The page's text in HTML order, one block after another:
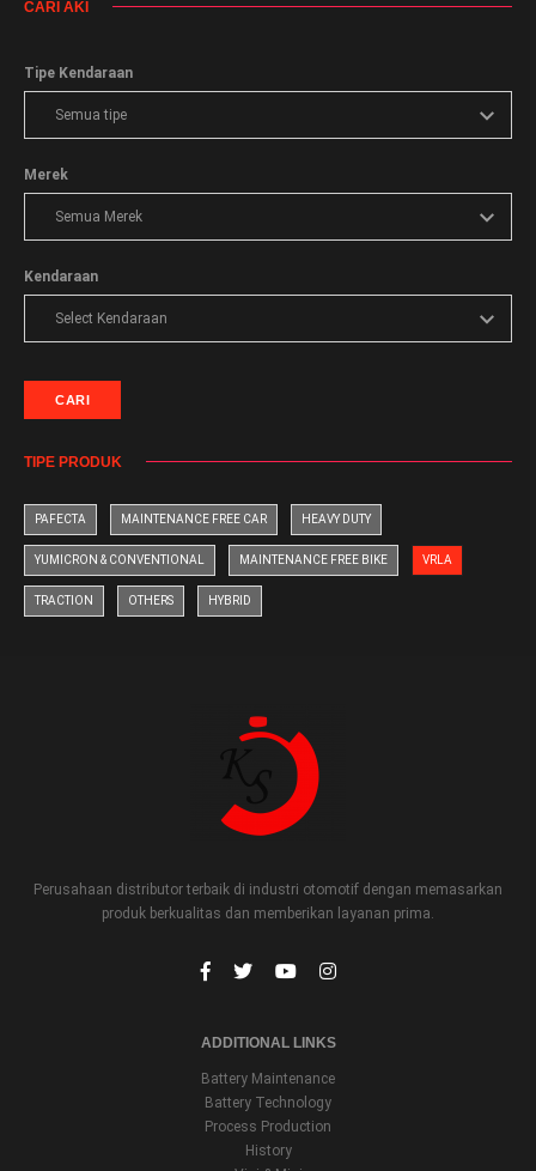
CARI AKI
Tipe Kendaraan
Merek
Kendaraan
CARI
TIPE PRODUK
PAFECTA MAINTENANCE FREE CAR HEAVY DUTY
YUMICRON & CONVENTIONAL MAINTENANCE FREE BIKE VRLA
TRACTION OTHERS HYBRID
Perusahaan distributor terbaik di industri otomotif dengan memasarkan
produk berkualitas dan memberikan layanan prima.
ADDITIONAL LINKS
Battery Maintenance
Battery Technology
Process Production
History